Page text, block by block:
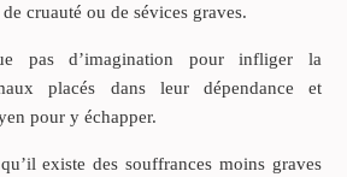
cruauté ou de sévices graves.
pas d’imagination pour infliger la
placés dans leur dépendance et
pour y échapper.
existe des souffrances moins graves